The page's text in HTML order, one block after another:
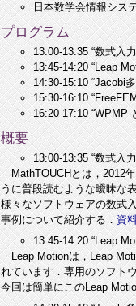
日本数学会情報シス
プログラム
13:00-13:35 “数式入
13:45-14:20 “Leap
14:30-15:10 “Jacobi
15:30-16:10
16:20-17:10 “WPMP
概要
13:00-13:35 “数式入
MathTOUCHとは，2012年
うに普段読むような曖昧な
様々なソフトウェアの数式
事例について紹介する．資
13:45-14:20 “Leap
Leap Motionは，Leap
れています．専用のソフト
今回は簡単にこのLeap